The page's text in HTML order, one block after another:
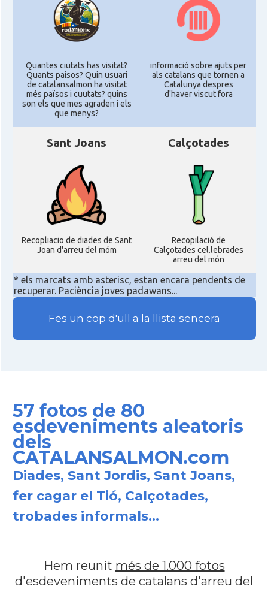
Quantes ciutats has visitat?
Quants paisos? Quin usuari
de catalansalmon ha visitat
més països i cuutats? quins
son els que mes agraden i els
que menys?
informació sobre ajuts per
als catalans que tornen a
Catalunya despres
d'haver viscut fora
Sant Joans
Recopliacio de diades de Sant
Joan d'arreu del móm
Calçotades
Recopilació de
Calçotades cel.lebrades
arreu del món
* els marcats amb asterisc, estan encara pendents de
recuperar. Paciència joves padawans...
Fes un cop d'ull a la llista sencera
57 fotos de 80
esdeveniments aleatoris
dels
CATALANSALMON.com
Diades, Sant Jordis, Sant Joans,
fer cagar el Tió, Calçotades,
trobades informals...
Hem reunit més de 1.000 fotos
d'esdeveniments de catalans d'arreu del